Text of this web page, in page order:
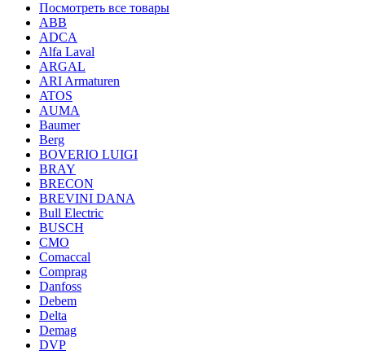
Посмотреть все товары
ABB
ADCA
Alfa Laval
ARGAL
ARI Armaturen
ATOS
AUMA
Baumer
Berg
BOVERIO LUIGI
BRAY
BRECON
BREVINI DANA
Bull Electric
BUSCH
CMO
Comaccal
Comprag
Danfoss
Debem
Delta
Demag
DVP